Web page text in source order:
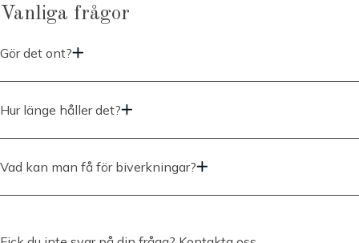
Vanliga frågor
Gör det ont?
En behandling med Radiesse är vanligtvis inte särskilt smärtsam.
Något stick kan upplevas samt korta ilningar. Allt obehang är
snabbt övergående. I samband med att vi förbereder behandlingen
tillsätter vi bedövningsmedlet Lidokain vilken bidrar till smärtfrihet.
Hur länge håller det?
Resultatet efter en behandling med Radiesse kan vara långvarigt,
vanligtvis upp till två år eller längre. Radiesse fungerar genom att
stimulera kroppens egna produktion av kollagen, vilket är ett protein
som ger volym och struktur till huden.
Vad kan man få för biverkningar?
Som vid alla medicinska behandlingar finns det vissa biverkningar